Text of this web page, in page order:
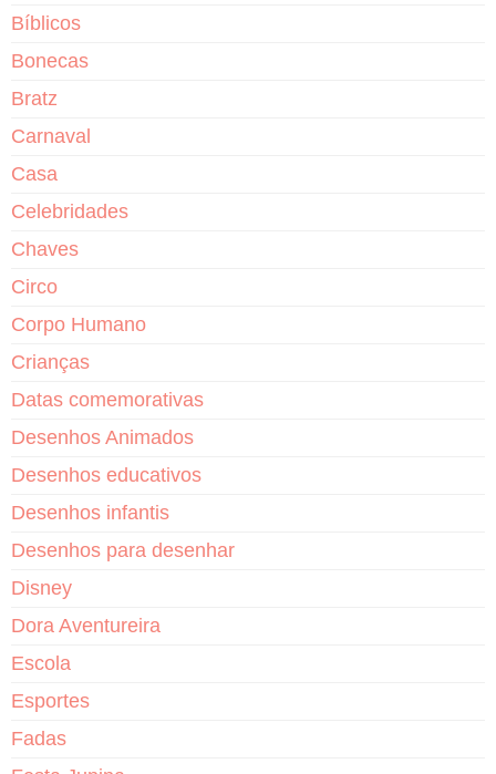
Bíblicos
Bonecas
Bratz
Carnaval
Casa
Celebridades
Chaves
Circo
Corpo Humano
Crianças
Datas comemorativas
Desenhos Animados
Desenhos educativos
Desenhos infantis
Desenhos para desenhar
Disney
Dora Aventureira
Escola
Esportes
Fadas